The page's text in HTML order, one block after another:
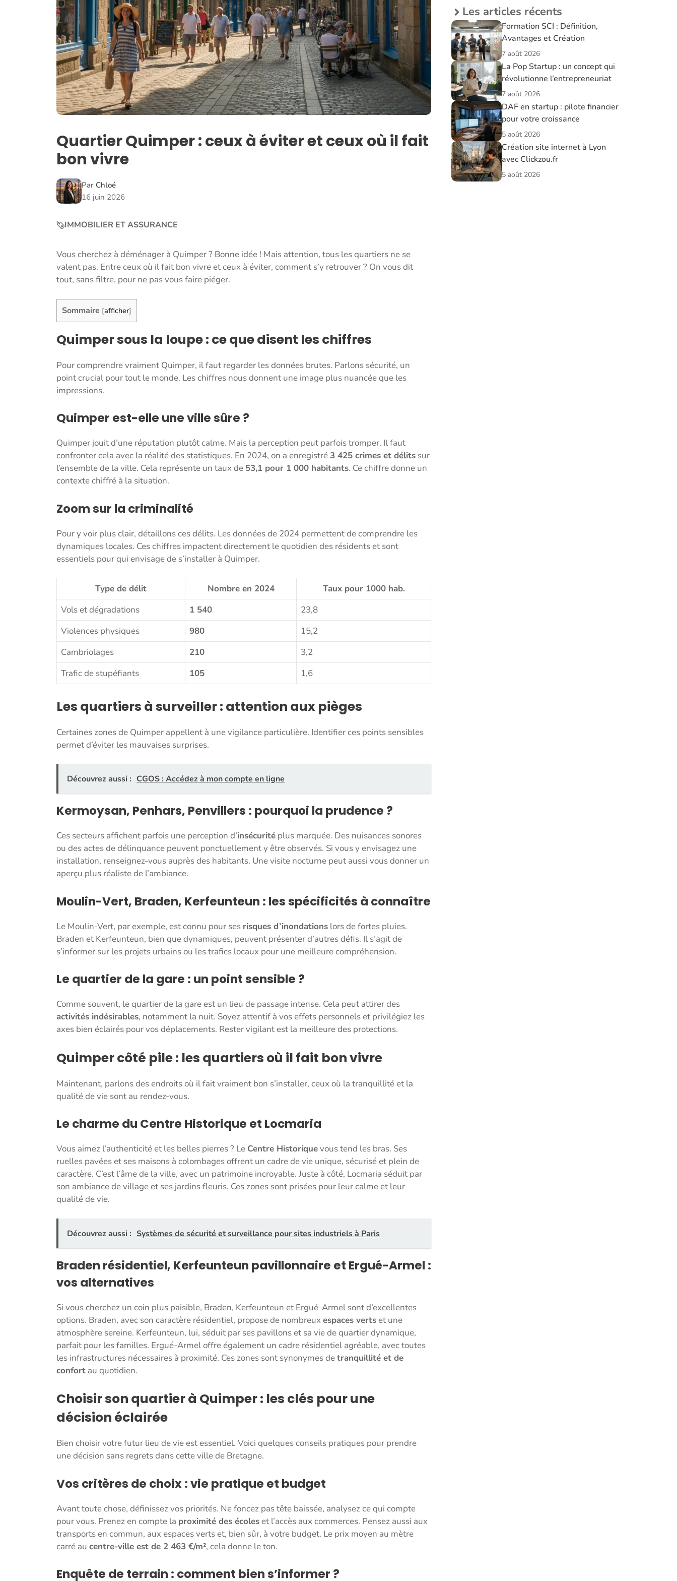
Quartier Quimper : ceux à éviter et ceux où il fait
bon vivre
Par Chloé
16 juin 2026
IMMOBILIER ET ASSURANCE
Vous cherchez à déménager à Quimper ? Bonne idée ! Mais attention, tous les quartiers ne se
valent pas. Entre ceux où il fait bon vivre et ceux à éviter, comment s’y retrouver ? On vous dit
tout, sans filtre, pour ne pas vous faire piéger.
Sommaire [afficher]
Quimper sous la loupe : ce que disent les chiffres
Pour comprendre vraiment Quimper, il faut regarder les données brutes. Parlons sécurité, un
point crucial pour tout le monde. Les chiffres nous donnent une image plus nuancée que les
impressions.
Quimper est-elle une ville sûre ?
Quimper jouit d’une réputation plutôt calme. Mais la perception peut parfois tromper. Il faut
confronter cela avec la réalité des statistiques. En 2024, on a enregistré3 425 crimes et délits sur
l’ensemble de la ville. Cela représente un taux de 53,1 pour 1 000 habitants. Ce chiffre donne un
contexte chiffré à la situation.
Zoom sur la criminalité
Pour y voir plus clair, détaillons ces délits. Les données de 2024 permettent de comprendre les
dynamiques locales. Ces chiffres impactent directement le quotidien des résidents et sont
essentiels pour qui envisage de s’installer à Quimper.
Type de délit Nombre en 2024
Taux pour 1000 hab.
Vols et dégradations
1 540
23,8
Violences physiques
980
15,2
Cambriolages
210
3,2
Trafic de stupéfiants
105 1,6
Les quartiers à surveiller : attention aux pièges
Certaines zones de Quimper appellent à une vigilance particulière. Identifier ces points sensibles
permet d’éviter les mauvaises surprises.
Découvrez aussi : CGOS : Accédez à mon compte en ligne
Kermoysan, Penhars, Penvillers : pourquoi la prudence ?
Ces secteurs affichent parfois une perception d’insécurité plus marquée. Des nuisances sonores
ou des actes de délinquance peuvent ponctuellement y être observés. Si vous y envisagez une
installation, renseignez-vous auprès des habitants. Une visite nocturne peut aussi vous donner un
aperçu plus réaliste de l’ambiance.
Moulin-Vert, Braden, Kerfeunteun : les spécificités à connaître
Le Moulin-Vert, par exemple, est connu pour ses risques d’inondations lors de fortes pluies.
Braden et Kerfeunteun, bien que dynamiques, peuvent présenter d’autres défis. Il s’agit de
s’informer sur les projets urbains ou les trafics locaux pour une meilleure compréhension.
Le quartier de la gare : un point sensible ?
Comme souvent, le quartier de la gare est un lieu de passage intense. Cela peut attirer des
activités indésirables, notamment la nuit. Soyez attentif à vos effets personnels et privilégiez les
axes bien éclairés pour vos déplacements. Rester vigilant est la meilleure des protections.
Quimper côté pile : les quartiers où il fait bon vivre
Maintenant, parlons des endroits où il fait vraiment bon s’installer, ceux où la tranquillité et la
qualité de vie sont au rendez-vous.
Le charme du Centre Historique et Locmaria
Vous aimez l’authenticité et les belles pierres ? Le Centre Historiquevous tend les bras. Ses
ruelles pavées et ses maisons à colombages offrent un cadre de vie unique, sécurisé et plein de
caractère. C’est l’âme de la ville, avec un patrimoine incroyable. Juste à côté, Locmaria séduit par
son ambiance de village et ses jardins fleuris. Ces zones sont prisées pour leur calme et leur
qualité de vie.
Découvrez aussi : Systèmes de sécurité et surveillance pour sites industriels à Paris
Braden résidentiel, Kerfeunteun pavillonnaire et Ergué-Armel :
vos alternatives
Si vous cherchez un coin plus paisible, Braden, Kerfeunteun et Ergué-Armel sont d’excellentes
options. Braden, avec son caractère résidentiel, propose de nombreux espaces vertset une
atmosphère sereine. Kerfeunteun, lui, séduit par ses pavillons et sa vie de quartier dynamique,
parfait pour les familles. Ergué-Armel offre également un cadre résidentiel agréable, avec toutes
les infrastructures nécessaires à proximité. Ces zones sont synonymes detranquillité et de
confort au quotidien.
Choisir son quartier à Quimper : les clés pour une
décision éclairée
Bien choisir votre futur lieu de vie est essentiel. Voici quelques conseils pratiques pour prendre
une décision sans regrets dans cette ville de Bretagne.
Vos critères de choix : vie pratique et budget
Avant toute chose, définissez vos priorités. Ne foncez pas tête baissée, analysez ce qui compte
pour vous. Prenez en compte la proximité des écoleset l’accès aux commerces. Pensez aussi aux
transports en commun, aux espaces verts et, bien sûr, à votre budget. Le prix moyen au mètre
carré au centre-ville est de 2 463 €/m², cela donne le ton.
Enquête de terrain : comment bien s’informer ?
Les articles récents
Formation SCI : Définition,
Avantages et Création
7 août 2026
La Pop Startup : un concept qui
révolutionne l’entrepreneuriat
7 août 2026
DAF en startup : pilote financier
pour votre croissance
5 août 2026
Création site internet à Lyon
avec Clickzou.fr
5 août 2026